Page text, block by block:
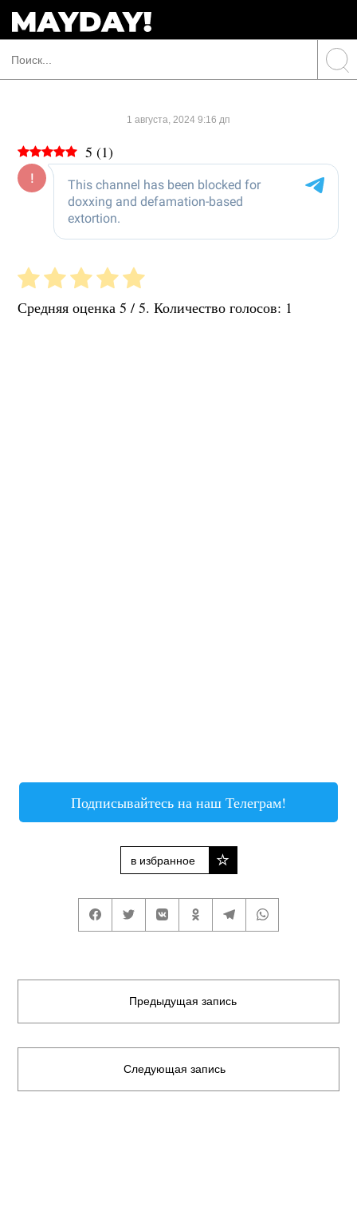
1 августа, 2024 9:16 дп
5 (1)
Средняя оценка5 / 5. Количество голосов: 1
Подписывайтесь на наш Телеграм!
в избранное
Предыдущая запись
Следующая запись